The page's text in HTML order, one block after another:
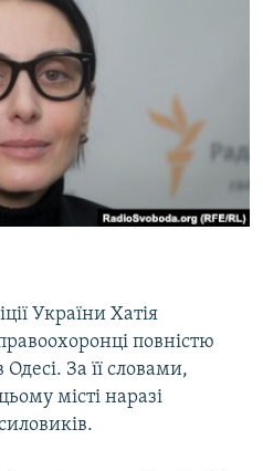
України Хатія
повністю
За її словами,
місті наразі